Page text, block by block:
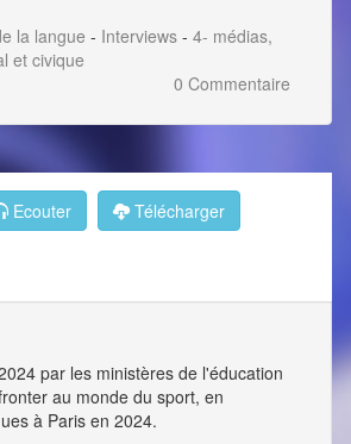
la langue - Interviews -4- médias,
et civique
0 Commentaire
Ecouter Télécharger
par les ministères de l'éducation
au monde du sport, en
à Paris en 2024.